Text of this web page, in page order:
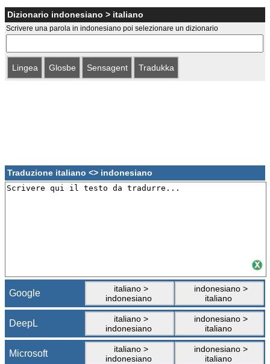
Dizionario indonesiano > italiano
Scrivere una parola in indonesiano poi selezionare un dizionario
Lingea Glosbe Sensagent Tradukka
Traduzione italiano <> indonesiano
Google
italiano >
indonesiano
indonesiano >
italiano
DeepL
italiano >
indonesiano
indonesiano >
italiano
Microsoft
italiano >
indonesiano
indonesiano >
italiano